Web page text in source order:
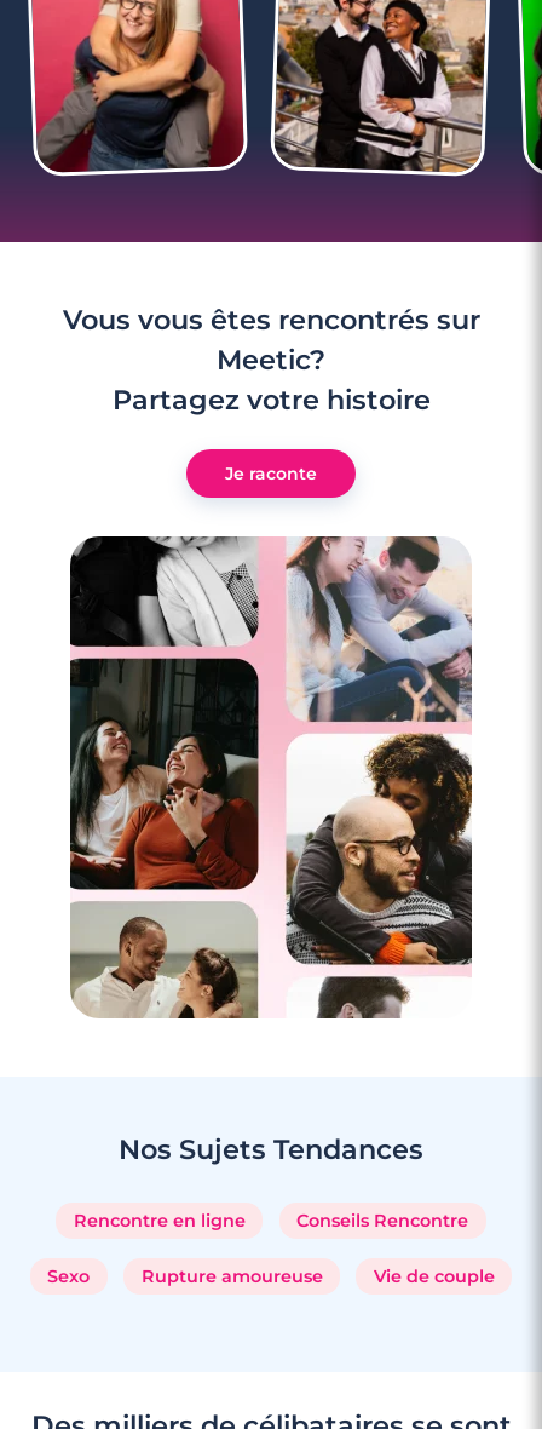
3 minutes
Rencontre à Valentigney
3 minutes
Rencontre à Villers-le-Lac
Vous vous êtes rencontrés sur
Meetic?
Partagez votre histoire
Je raconte
Nos Sujets Tendances
Rencontre en ligne Conseils Rencontre
Sexo Rupture amoureuse Vie de couple